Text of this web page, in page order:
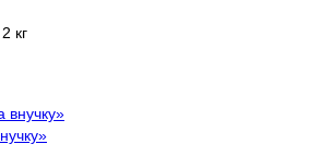
2 кг